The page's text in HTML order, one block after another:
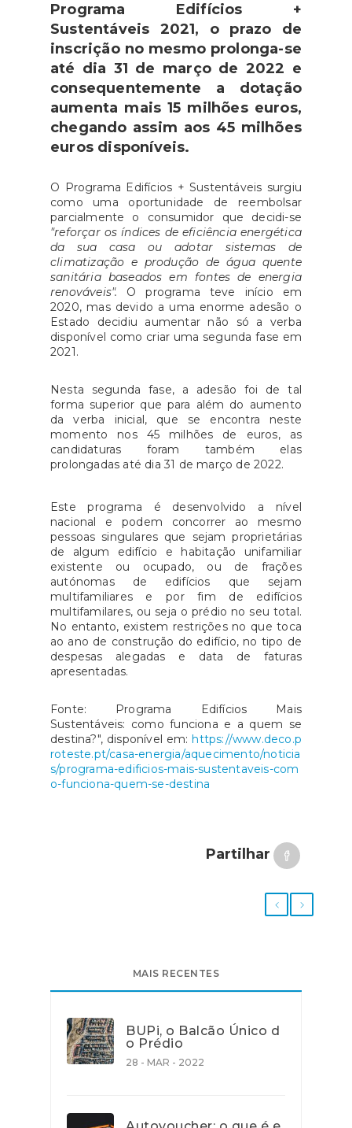
Programa Edifícios +
Sustentáveis 2021, o prazo de
inscrição no mesmo prolonga-se
até dia 31 de março de 2022 e
consequentemente a dotação
aumenta mais 15 milhões euros,
chegando assim aos 45 milhões
euros disponíveis.
O Programa Edifícios + Sustentáveis surgiu
como uma oportunidade de reembolsar
parcialmente o consumidor que decidi-se
"reforçar os índices de eficiência energética
da sua casa ou adotar sistemas de
climatização e produção de água quente
sanitária baseados em fontes de energia
renováveis". O programa teve início em
2020, mas devido a uma enorme adesão o
Estado decidiu aumentar não só a verba
disponível como criar uma segunda fase em
2021.
Nesta segunda fase, a adesão foi de tal
forma superior que para além do aumento
da verba inicial, que se encontra neste
momento nos 45 milhões de euros, as
candidaturas foram também elas
prolongadas até dia 31 de março de 2022.
Este programa é desenvolvido a nível
nacional e podem concorrer ao mesmo
pessoas singulares que sejam proprietárias
de algum edifício e habitação unifamiliar
existente ou ocupado, ou de frações
autónomas de edifícios que sejam
multifamiliares e por fim de edifícios
multifamilares, ou seja o prédio no seu total.
No entanto, existem restrições no que toca
ao ano de construção do edifício, no tipo de
despesas alegadas e data de faturas
apresentadas.
Fonte: Programa Edifícios Mais
Sustentáveis: como funciona e a quem se
destina?", disponível em: https://www.deco.p
roteste.pt/casa-energia/aquecimento/noticia
s/programa-edificios-mais-sustentaveis-com
o-funciona-quem-se-destina
Partilhar
MAIS RECENTES
BUPi, o Balcão Único d
o Prédio
28 - MAR - 2022